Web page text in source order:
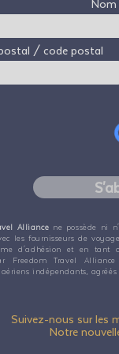
/ code postal
Alliance ne possède ni
les fournisseurs de
d'adhésion et en tant
Freedom Travel
indépendants,
Suivez-nous sur les
Notre